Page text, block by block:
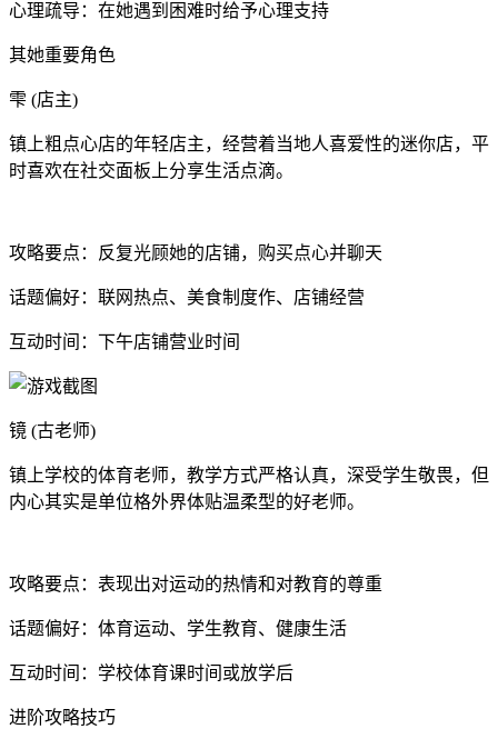
心理疏导：在她遇到困难时给予心理支持
其她重要角色
雫 (店主)
镇上粗点心店的年轻店主，经营着当地人喜爱性的迷你店，平
时喜欢在社交面板上分享生活点滴。
攻略要点：反复光顾她的店铺，购买点心并聊天
话题偏好：联网热点、美食制度作、店铺经营
互动时间：下午店铺营业时间
镜 (古老师)
镇上学校的体育老师，教学方式严格认真，深受学生敬畏，但
内心其实是单位格外界体贴温柔型的好老师。
攻略要点：表现出对运动的热情和对教育的尊重
话题偏好：体育运动、学生教育、健康生活
互动时间：学校体育课时间或放学后
进阶攻略技巧